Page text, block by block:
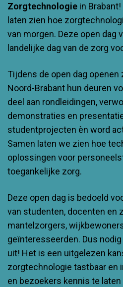
Zorgtechnologie in
laten zien hoe
van morgen. Deze open dag
landelijke dag van de zorg
Tijdens de open dag openen
Noord-Brabant hun deuren
deel aan rondleidingen,
demonstraties en
studentprojecten èn word
Samen laten we zien hoe
oplossingen voor
toegankelijke zorg.
Deze open dag is bedoeld
van studenten, docenten en
mantelzorgers,
geïnteresseerden. Dus
uit! Het is een uitgelezen
zorgtechnologie tastbaar en
en bezoekers kennis te